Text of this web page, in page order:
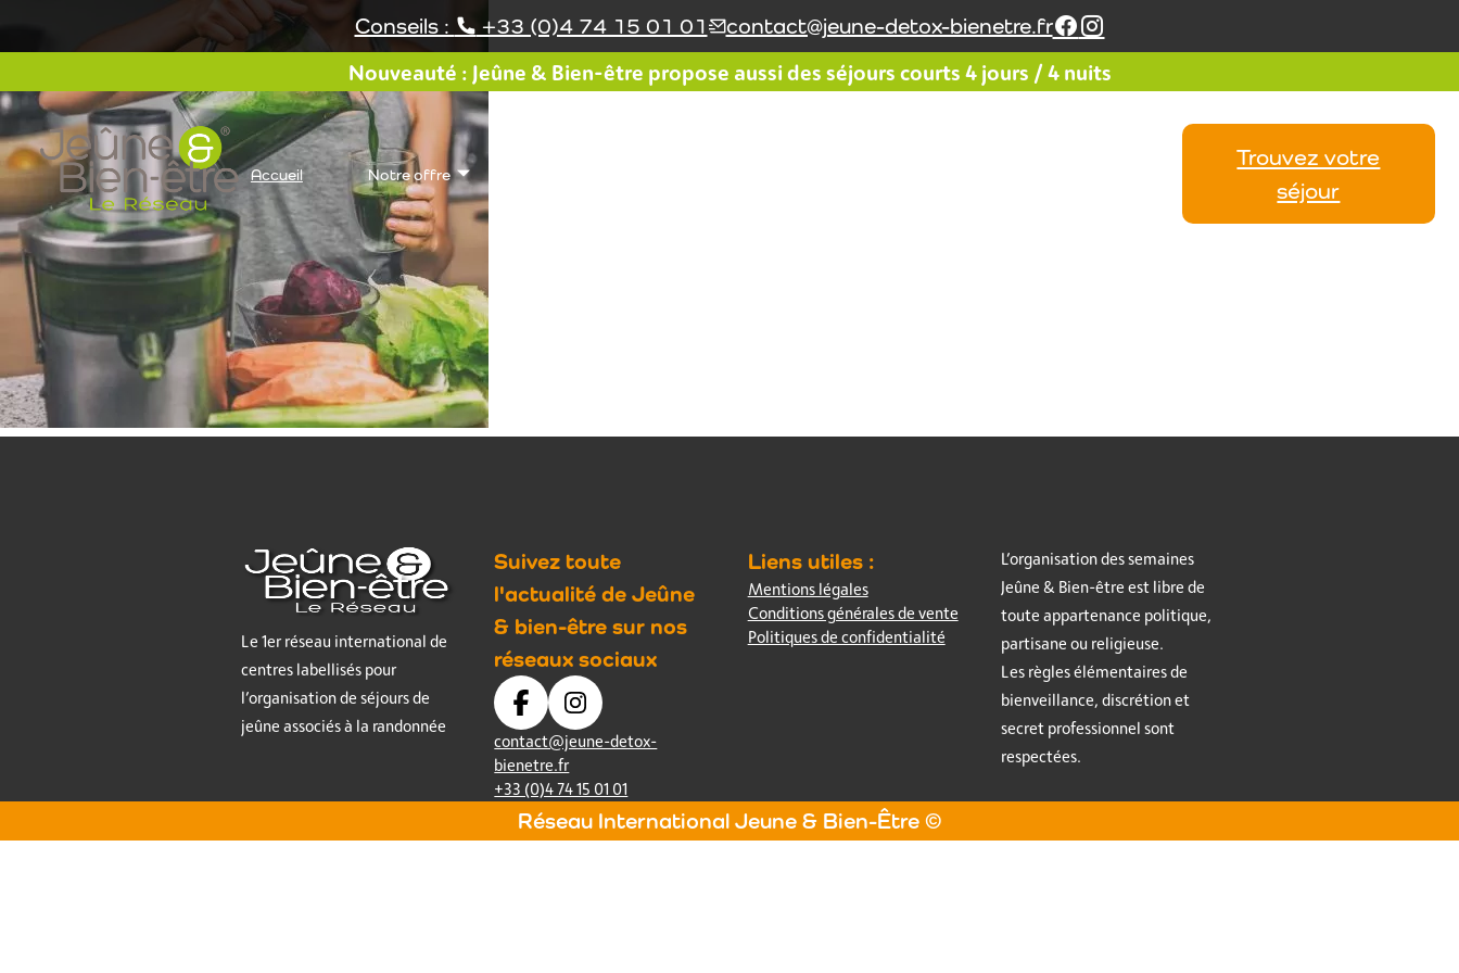
Conseils : +33 (0)4 74 15 01 01 contact@jeune-detox-bienetre.fr
Nouveauté : Jeûne & Bien-être propose aussi des séjours courts 4 jours / 4 nuits
Accueil Notre offre
Trouvez votre
séjour
Le 1er réseau international de
centres labellisés pour
l’organisation de séjours de
jeûne associés à la randonnée
Suivez toute
l'actualité de Jeûne
& bien-être sur nos
réseaux sociaux
contact@jeune-detox-
bienetre.fr
+33 (0)4 74 15 01 01
Liens utiles :
Mentions légales
Conditions générales de vente
Politiques de confidentialité
L’organisation des semaines
Jeûne & Bien-être est libre de
toute appartenance politique,
partisane ou religieuse.
Les règles élémentaires de
bienveillance, discrétion et
secret professionnel sont
respectées.
Réseau International Jeune & Bien-Être ©